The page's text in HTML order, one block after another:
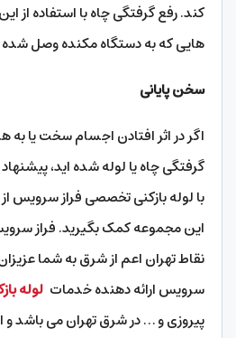
کند. رفع گرفتگی چاه با استفاده از
هایی که به دستگاه مکنده وصل
سخن پایانی
اگر در اثر افتادن اجسام سخت یا به
گرفتگی چاه یا لوله شده اید،
با لوله بازکنی تخصصی فراز سرویس
این مجموعه کمک بگیرید. فراز
نقاط تهران اعم از شرق به شما
سرویس ارائه دهنده خدمات لوله
پیروزی و … در شرق تهران می باشد و